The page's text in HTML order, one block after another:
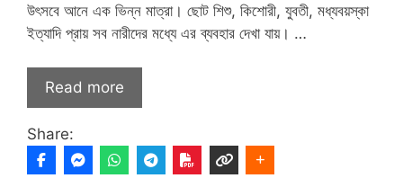
উৎসবে আনে এক ভিন্ন মাত্রা। ছোট শিশু, কিশোরী, যুবতী, মধ্যবয়স্কা
ইত্যাদি প্রায় সব নারীদের মধ্যে এর ব্যবহার দেখা যায়। …
Read more
Share: